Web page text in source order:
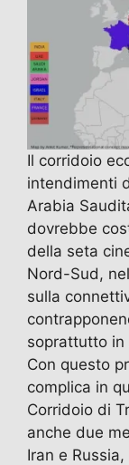
Il corridoio
intendimenti
Arabia
dovrebbe
della seta
Nord-Sud,
sulla
soprattutto in
Con questo
complica in
Corridoio di
anche due
Iran e